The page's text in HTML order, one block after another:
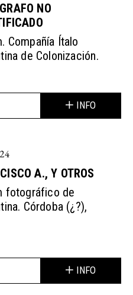
NO
Compañía Ítalo
de Colonización.
INFO
A., Y OTROS
fotográfico de
Córdoba (¿?),
INFO